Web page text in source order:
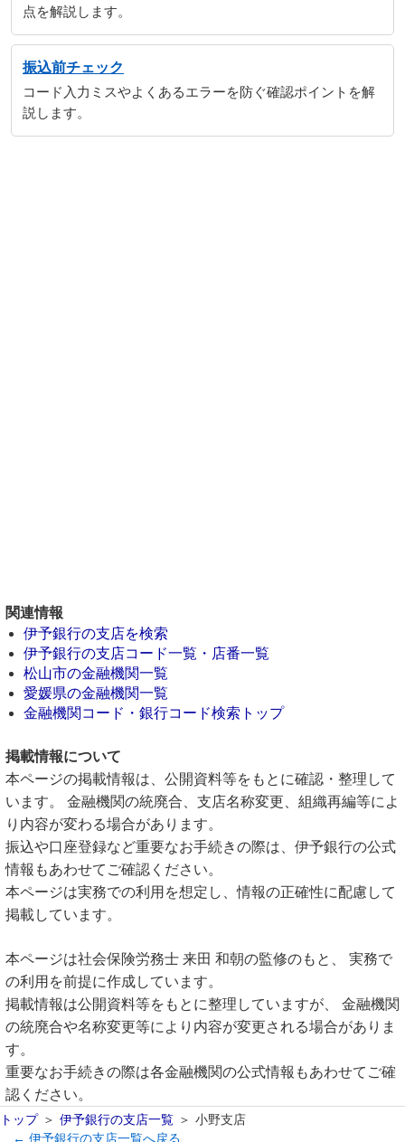
点を解説します。
振込前チェック
コード入力ミスやよくあるエラーを防ぐ確認ポイントを解
説します。
関連情報
伊予銀行の支店を検索
伊予銀行の支店コード一覧・店番一覧
松山市の金融機関一覧
愛媛県の金融機関一覧
金融機関コード・銀行コード検索トップ
掲載情報について
本ページの掲載情報は、公開資料等をもとに確認・整理して
います。 金融機関の統廃合、支店名称変更、組織再編等によ
り内容が変わる場合があります。
振込や口座登録など重要なお手続きの際は、伊予銀行の公式
情報もあわせてご確認ください。
本ページは実務での利用を想定し、情報の正確性に配慮して
掲載しています。
本ページは社会保険労務士 来田 和朝の監修のもと、 実務で
の利用を前提に作成しています。
掲載情報は公開資料等をもとに整理していますが、 金融機関
の統廃合や名称変更等により内容が変更される場合がありま
す。
重要なお手続きの際は各金融機関の公式情報もあわせてご確
認ください。
トップ 伊予銀行の支店一覧
小野支店
← 伊予銀行の支店一覧へ戻る